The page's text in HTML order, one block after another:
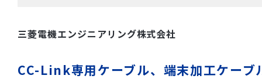
三菱電機エンジニアリング株式会社
CC-Link専用ケーブル、端末加工ケーブ